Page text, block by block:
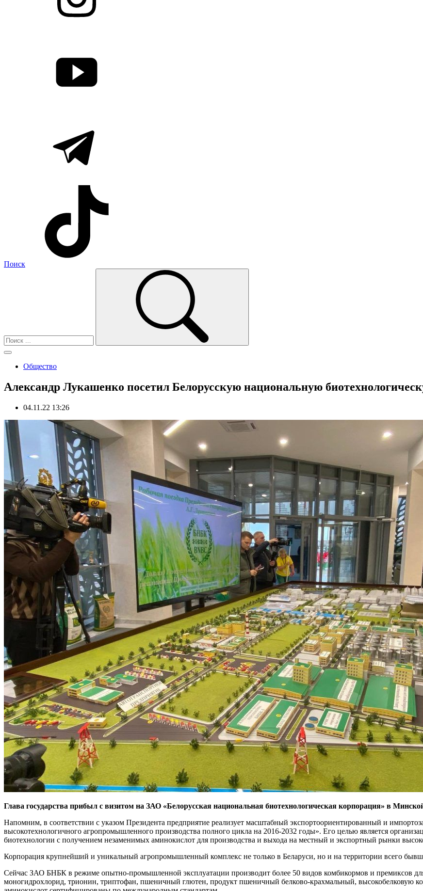
Поиск
Общество
Александр Лукашенко посетил Белорусскую национальную
04.11.22 13:26
Глава государства прибыл с визитом на ЗАО «Белорусская национальная биотехнологическая корпорация» в
Напомним, в соответствии с указом Президента предприятие реализует масштабный экспортоориентированный и
высокотехнологичного агропромышленного производства полного цикла на 2016-2032 годы». Его целью является
биотехнологии с получением незаменимых аминокислот для производства и выхода на местный и экспортный рынки
Корпорация крупнейший и уникальный агропромышленный комплекс не только в Беларуси, но и на территории всего
Сейчас ЗАО БНБК в режиме опытно-промышленной эксплуатации производит более 50 видов комбикормов и премиксов
моногидрохлорид, трионин, триптофан, пшеничный глютен, продукт пшеничный белково-крахмальный, высокобелковую